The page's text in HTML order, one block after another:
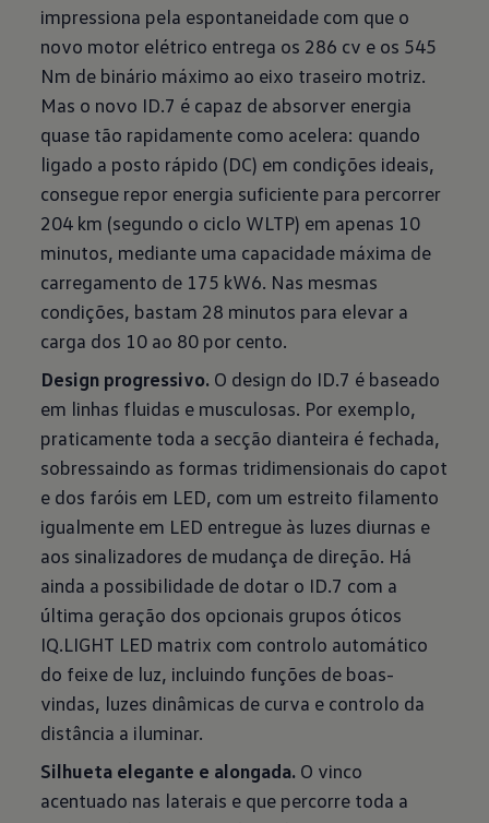
impressiona pela espontaneidade com que o
novo motor elétrico entrega os 286 cv e os 545
Nm de binário máximo ao eixo traseiro motriz.
Mas o novo ID.7 é capaz de absorver energia
quase tão rapidamente como acelera: quando
ligado a posto rápido (DC) em condições ideais,
consegue repor energia suficiente para percorrer
204 km (segundo o ciclo WLTP) em apenas 10
minutos, mediante uma capacidade máxima de
carregamento de 175 kW6. Nas mesmas
condições, bastam 28 minutos para elevar a
carga dos 10 ao 80 por cento.
Design progressivo. O design do ID.7 é baseado
em linhas fluidas e musculosas. Por exemplo,
praticamente toda a secção dianteira é fechada,
sobressaindo as formas tridimensionais do capot
e dos faróis em LED, com um estreito filamento
igualmente em LED entregue às luzes diurnas e
aos sinalizadores de mudança de direção. Há
ainda a possibilidade de dotar o ID.7 com a
última geração dos opcionais grupos óticos
IQ.LIGHT LED matrix com controlo automático
do feixe de luz, incluindo funções de boas-
vindas, luzes dinâmicas de curva e controlo da
distância a iluminar.
Silhueta elegante e alongada. O vinco
acentuado nas laterais e que percorre toda a